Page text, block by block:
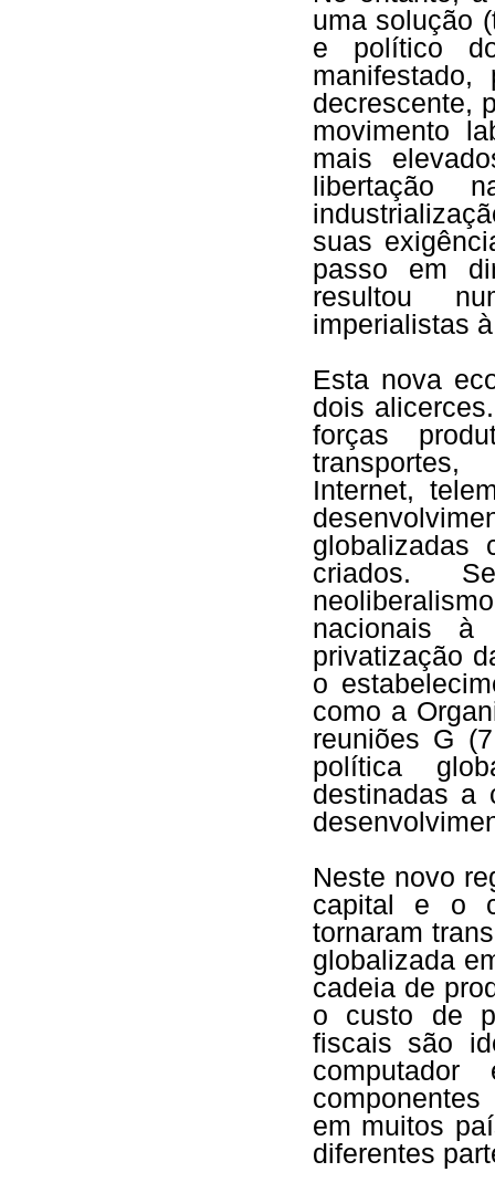
uma solução
e político
decrescente,
movimento
mais
libertação
suas
passo em
resultou
imperialistas
Esta nova
dois
forças
Internet,
globalizadas
criados.
nacionais
privatização
o
como a
reuniões G
política
destinadas a
Neste novo
capital e o
tornaram
globalizada
cadeia de
o custo de
fiscais são
em muitos
diferentes